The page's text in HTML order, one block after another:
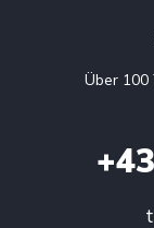
Über
+43